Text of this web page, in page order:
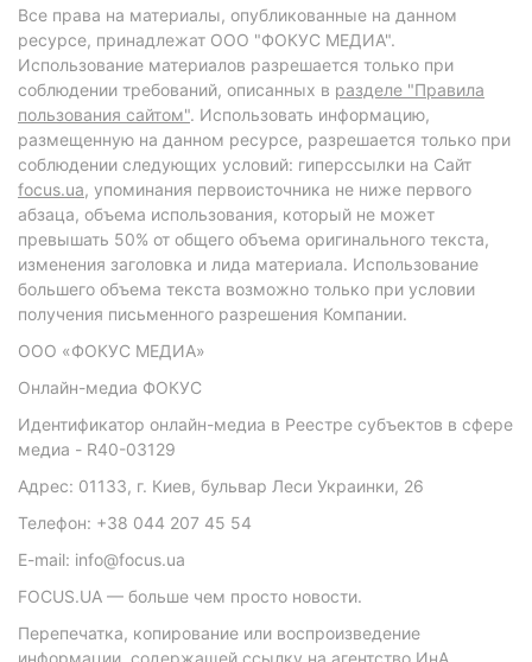
Все права на материалы, опубликованные на данном
ресурсе, принадлежат ООО "ФОКУС МЕДИА".
Использование материалов разрешается только при
соблюдении требований, описанных в разделе "Правила
пользования сайтом". Использовать информацию,
размещенную на данном ресурсе, разрешается только при
соблюдении следующих условий: гиперссылки на Сайт
focus.ua, упоминания первоисточника не ниже первого
абзаца, объема использования, который не может
превышать 50% от общего объема оригинального текста,
изменения заголовка и лида материала. Использование
большего объема текста возможно только при условии
получения письменного разрешения Компании.
ООО «ФОКУС МЕДИА»
Онлайн-медиа ФОКУС
Идентификатор онлайн-медиа в Реестре субъектов в сфере
медиа - R40-03129
Адрес: 01133, г. Киев, бульвар Леси Украинки, 26
Телефон: +38 044 207 45 54
E-mail: info@focus.ua
FOCUS.UA — больше чем просто новости.
Перепечатка, копирование или воспроизведение
информации, содержащей ссылку на агентство ИнА